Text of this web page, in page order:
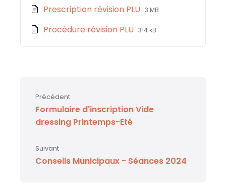
pdf
Prescription révision PLU File
pdf
File
3 MB
Procédure révision PLU File
File
314 kB
Précédent
Formulaire d'inscription Vide
dressing Printemps-Eté
Suivant
Conseils Municipaux - Séances 2024